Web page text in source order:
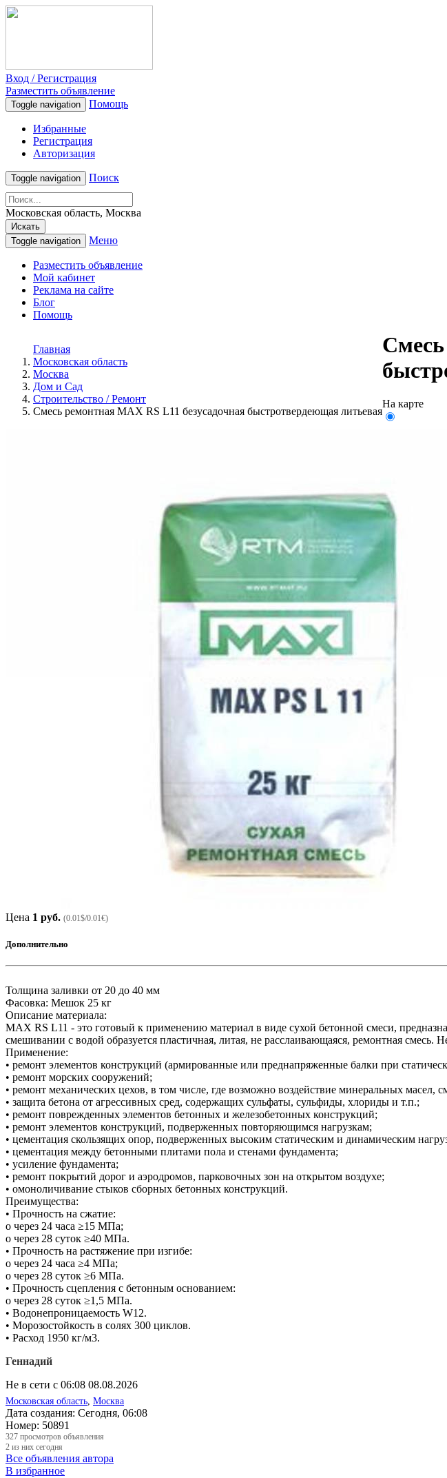
Вход / Регистрация
Разместить объявление
Toggle navigation Помощь
Избранные
Регистрация
Авторизация
Toggle navigation Поиск
Московская область, Москва
Искать
Toggle navigation
Меню
Разместить объявление
Мой кабинет
Реклама на сайте
Блог
Помощь
Главная
Московская область
Москва
Дом и Cад
Строительство / Ремонт
Смесь ремонтная MAX RS L11 безусадочная быстротвердеющая литьевая
Смесь
На карте
Цена 1 руб. (0.01$/0.01€)
Дополнительно
Толщина заливки от 20 до 40 мм
Фасовка: Мешок 25 кг
Описание материала:
MAX RS L11 - это готовый к применению материал в виде сухой бетонной смеси,
смешивании с водой образуется пластичная, литая, не расслаивающаяся, ремонтная смесь.
Применение:
• ремонт элементов конструкций (армированные или преднапряженные балки при
• ремонт морских сооружений;
• ремонт механических цехов, в том числе, где возможно воздействие минеральных масел,
• защита бетона от агрессивных сред, содержащих сульфаты, сульфиды, хлориды и т.п.;
• ремонт поврежденных элементов бетонных и железобетонных конструкций;
• ремонт элементов конструкций, подверженных повторяющимся нагрузкам;
• цементация скользящих опор, подверженных высоким статическим и динамическим
• цементация между бетонными плитами пола и стенами фундамента;
• усиление фундамента;
• ремонт покрытий дорог и аэродромов, парковочных зон на открытом воздухе;
• омоноличивание стыков сборных бетонных конструкций.
Преимущества:
• Прочность на сжатие:
o через 24 часа ≥15 МПа;
o через 28 суток ≥40 МПа.
• Прочность на растяжение при изгибе:
o через 24 часа ≥4 МПа;
o через 28 суток ≥6 МПа.
• Прочность сцепления с бетонным основанием:
o через 28 суток ≥1,5 МПа.
• Водонепроницаемость W12.
• Морозостойкость в солях 300 циклов.
• Расход 1950 кг/м3.
Геннадий
Не в сети с 06:08 08.08.2026
Московская область, Москва
Дата создания: Сегодня, 06:08
Номер: 50891
327 просмотров объявления
2 из них сегодня
Все объявления автора
В избранное